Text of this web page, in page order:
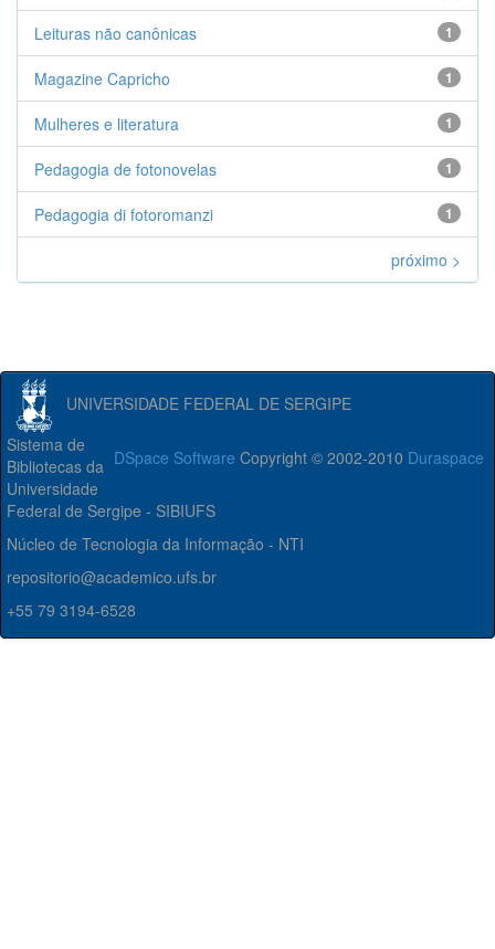
1
Leituras não canônicas
1
Magazine Capricho
1
Mulheres e literatura
1
Pedagogia de fotonovelas
1
Pedagogia di fotoromanzi
próximo >
UNIVERSIDADE FEDERAL DE SERGIPE
DSpace Software Copyright © 2002-2010 Duraspace
Sistema de
Bibliotecas da
Universidade
Federal de Sergipe - SIBIUFS
Núcleo de Tecnologia da Informação - NTI
repositorio@academico.ufs.br
+55 79 3194-6528